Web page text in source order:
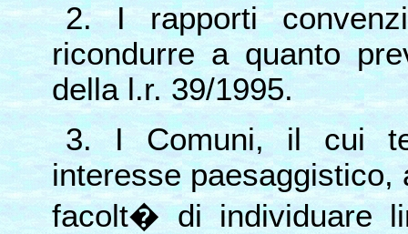
2. I rapporti
ricondurre a quanto
della l.r. 39/1995.
3. I Comuni, il cui
interesse
facolt� di individuare